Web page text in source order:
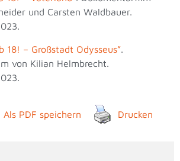
und Carsten Waldbauer.
18! – Großstadt Odysseus”.
von Kilian Helmbrecht.
Als PDF speichern Drucken